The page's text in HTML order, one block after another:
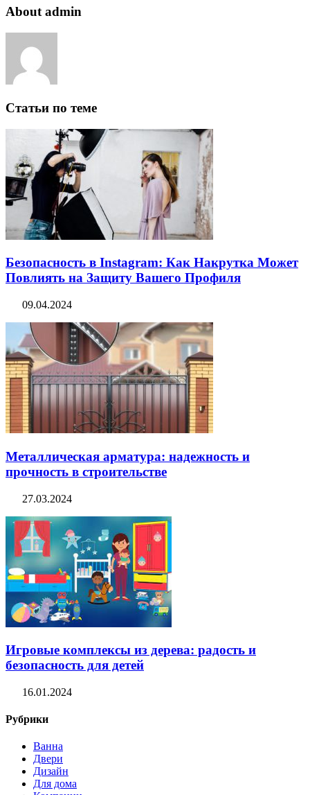
About admin
Статьи по теме
Безопасность в Instagram: Как Накрутка Может
Повлиять на Защиту Вашего Профиля
09.04.2024
Металлическая арматура: надежность и
прочность в строительстве
27.03.2024
Игровые комплексы из дерева: радость и
безопасность для детей
16.01.2024
Рубрики
Ванна
Двери
Дизайн
Для дома